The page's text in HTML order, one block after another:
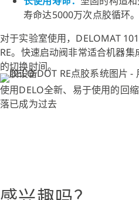
寿命达5000万次点胶循环。
对于实验室使用，DELOMAT
RE。快速启动阀非常适合机器
的切换时间。
使用DELO全新、易于使用的回
落已成为过去